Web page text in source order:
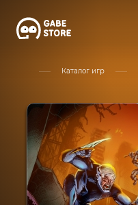
Каталог игр